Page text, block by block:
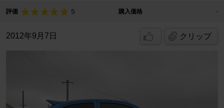
評価 5 購入価格 -
2012年9月7日 クリップ